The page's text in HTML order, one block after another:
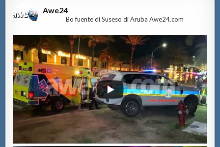
Awe24
Bo fuente di Suseso di Aruba Awe24.com